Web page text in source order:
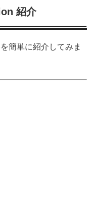
紹介
簡単に紹介してみま